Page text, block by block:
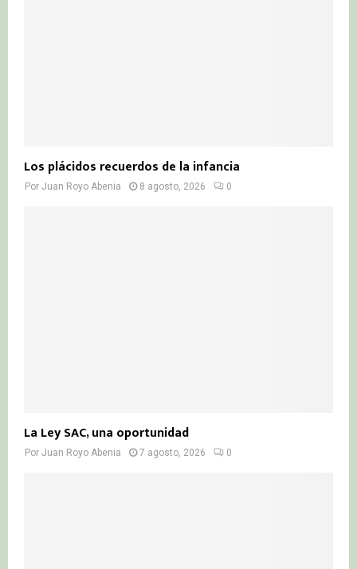
Los plácidos recuerdos de la infancia
Por Juan Royo Abenia 8 agosto, 2026 0
La Ley SAC, una oportunidad
Por Juan Royo Abenia 7 agosto, 2026 0